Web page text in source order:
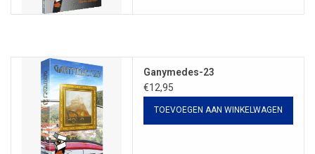
Ganymedes-23
€12,95
TOEVOEGEN AAN WINKELWAGEN